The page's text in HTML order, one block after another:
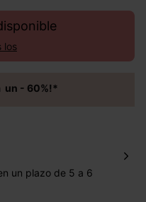
los
un - 60%!*
un plazo de 5 a 6